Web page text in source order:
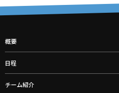
概要
日程
チーム紹介